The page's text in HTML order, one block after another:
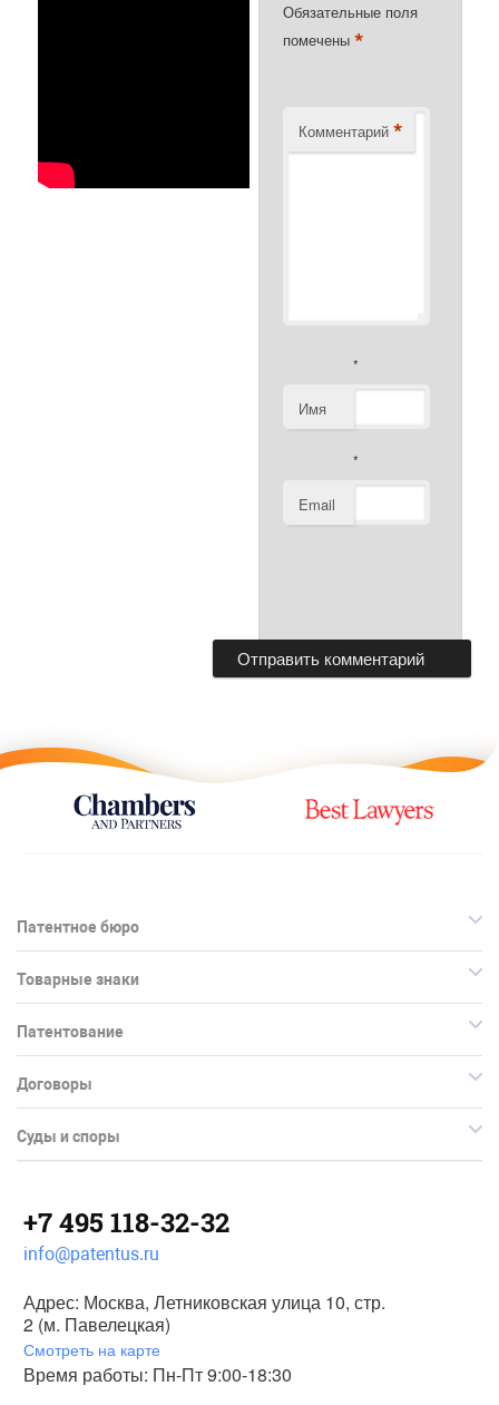
Обязательные поля
помечены*
Комментарий *
Имя
*
Email
*
Патентное бюро
Товарные знаки
Патентование
Договоры
Суды и споры
+7 495 118-32-32
info@patentus.ru
Адрес: Москва, Летниковская улица 10, стр.
2 (м. Павелецкая)
Смотреть на карте
Время работы: Пн-Пт 9:00-18:30